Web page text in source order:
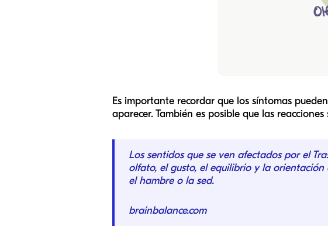
Es importante recordar que los síntomas
aparecer. También es posible que las
Los sentidos que se ven afectados por el
olfato, el gusto, el equilibrio y la
el hambre o la sed.
brainbalance.com